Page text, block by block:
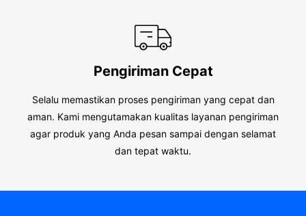
Pengiriman Cepat
Selalu memastikan proses pengiriman yang cepat dan
aman. Kami mengutamakan kualitas layanan pengiriman
agar produk yang Anda pesan sampai dengan selamat
dan tepat waktu.